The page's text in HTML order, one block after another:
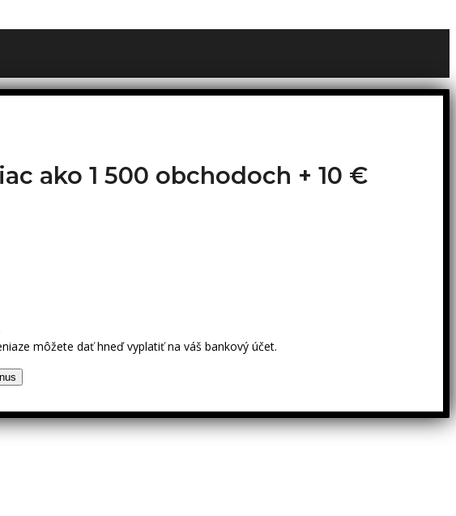
ako 1 500 obchodoch + 10 €
môžete dať hneď vyplatiť na váš bankový účet.